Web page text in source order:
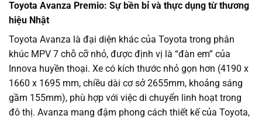
Toyota Avanza Premio: Sự bền bỉ và thực dụng từ thương
hiệu Nhật
Toyota Avanza là đại diện khác của Toyota trong phân
khúc MPV 7 chỗ cỡ nhỏ, được định vị là “đàn em” của
Innova huyền thoại. Xe có kích thước nhỏ gọn hơn (4190 x
1660 x 1695 mm, chiều dài cơ sở 2655mm, khoảng sáng
gầm 155mm), phù hợp với việc di chuyển linh hoạt trong
đô thị. Avanza mang đậm phong cách thiết kế của Toyota,